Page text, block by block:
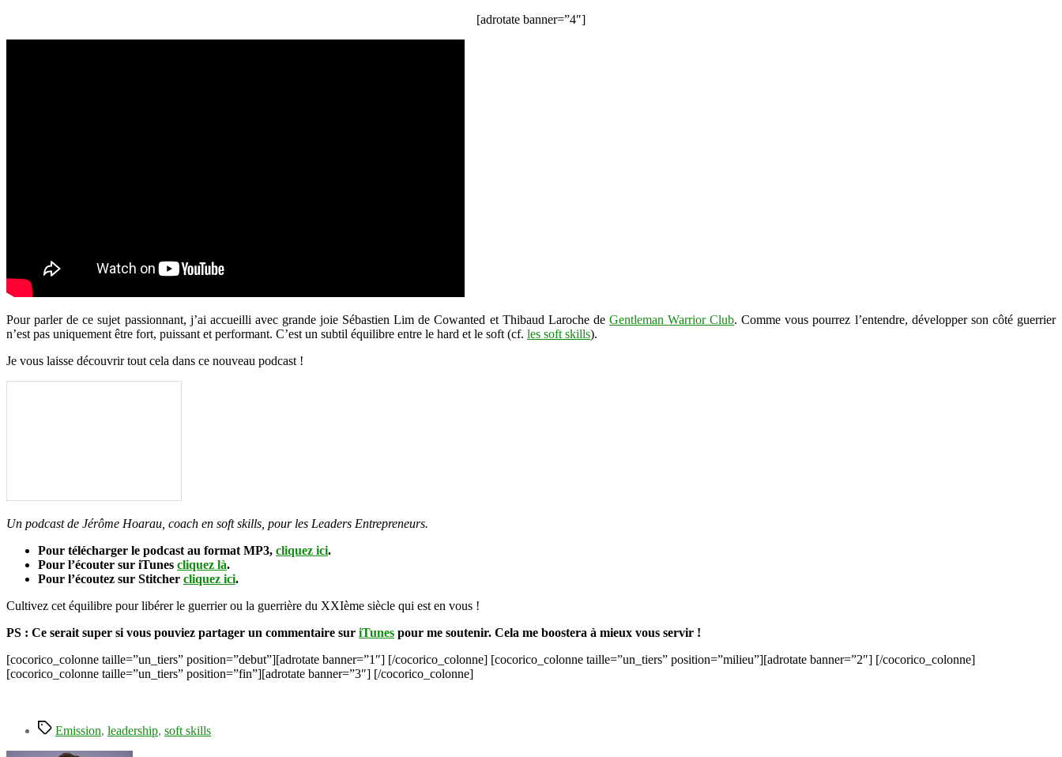
[adrotate banner=”4″]
Pour parler de ce sujet passionnant, j’ai accueilli avec grande joie Sébastien Lim de Cowanted et Thibaud Laroche de Gentleman Warrior Club. Comme vous pourrez l’entendre, développer son côté guerrier
n’est pas uniquement être fort, puissant et performant. C’est un subtil équilibre entre le hard et le soft (cf. les soft skills).
Je vous laisse découvrir tout cela dans ce nouveau podcast !
Un podcast de Jérôme Hoarau, coach en soft skills, pour les Leaders Entrepreneurs.
Pour télécharger le podcast au format MP3, cliquez ici.
Pour l’écouter sur iTunes cliquez là.
Pour l’écoutez sur Stitcher cliquez ici.
Cultivez cet équilibre pour libérer le guerrier ou la guerrière du XXIème siècle qui est en vous !
PS : Ce serait super si vous pouviez partager un commentaire sur iTunes pour me soutenir. Cela me boostera à mieux vous servir !
[cocorico_colonne taille=”un_tiers” position=”debut”][adrotate banner=”1″] [/cocorico_colonne] [cocorico_colonne taille=”un_tiers” position=”milieu”][adrotate banner=”2″] [/cocorico_colonne]
[cocorico_colonne taille=”un_tiers” position=”fin”][adrotate banner=”3″] [/cocorico_colonne]
Étiquettes
Emission, leadership, soft skills